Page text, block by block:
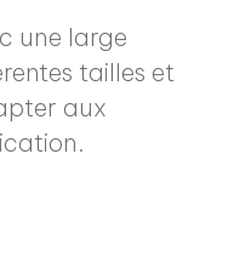
une large
tailles et
aux